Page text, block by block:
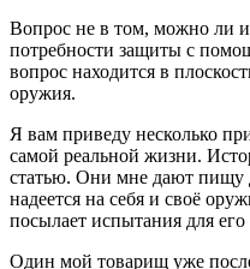
Вопрос не в том, можно ли
потребности защиты с
вопрос находится в
оружия.
Я вам приведу несколько
самой реальной жизни.
статью. Они мне дают пищу
надеется на себя и своё
посылает испытания для его
Один мой товарищ уже